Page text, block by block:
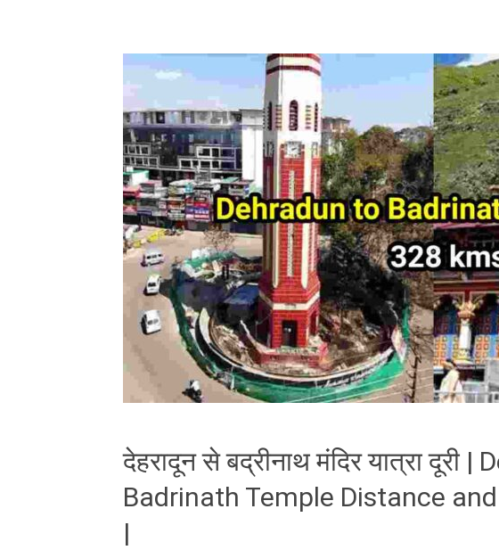
देहरादून से बद्रीनाथ मंदिर यात्रा दूरी
Badrinath Temple Distance
|